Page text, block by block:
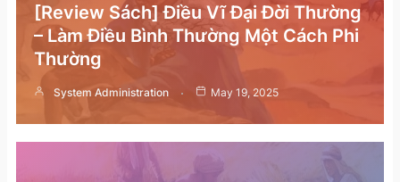
[Review Sách] Điều Vĩ Đại Đời Thường
– Làm Điều Bình Thường Một Cách Phi
Thường
System Administration May 19, 2025